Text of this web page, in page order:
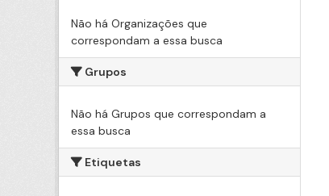
Não há Organizações que
correspondam a essa busca
Grupos
Não há Grupos que correspondam a
essa busca
Etiquetas